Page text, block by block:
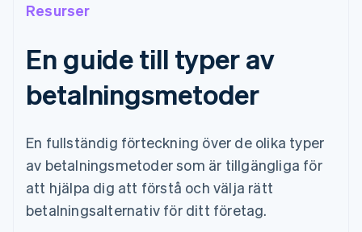
Resurser
En guide till typer av
betalningsmetoder
En fullständig förteckning över de olika typer
av betalningsmetoder som är tillgängliga för
att hjälpa dig att förstå och välja rätt
betalningsalternativ för ditt företag.